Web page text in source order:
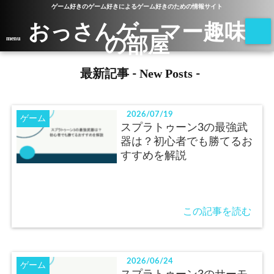
ゲーム好きのゲーム好きによるゲーム好きのための情報サイト
menu おっさんゲーマー趣味
の部屋
最新記事 - New Posts -
ゲーム 2026/07/19
スプラトゥーン3の最強武
器は？初心者でも勝てるお
すすめを解説
この記事を読む
ゲーム 2026/06/24